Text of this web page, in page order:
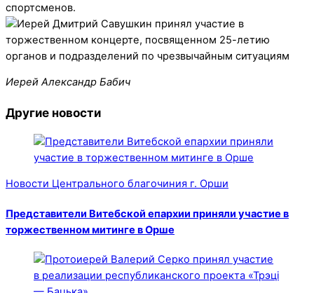
спортсменов.
Иерей Александр Бабич
Другие новости
Новости Центрального благочиния г. Орши
Представители Витебской епархии приняли участие в
торжественном митинге в Орше